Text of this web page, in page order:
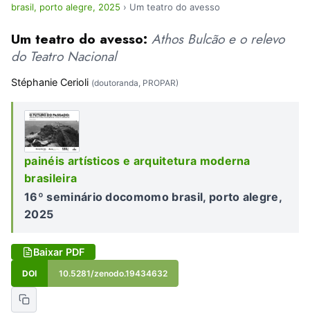
brasil, porto alegre, 2025 › Um teatro do avesso
Um teatro do avesso: Athos Bulcão e o relevo
do Teatro Nacional
Stéphanie Cerioli (doutoranda, PROPAR)
painéis artísticos e arquitetura moderna
brasileira
16º seminário docomomo brasil, porto alegre,
2025
Baixar PDF
DOI 10.5281/zenodo.19434632